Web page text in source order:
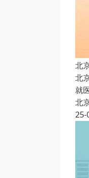
北
北
就
北
25-